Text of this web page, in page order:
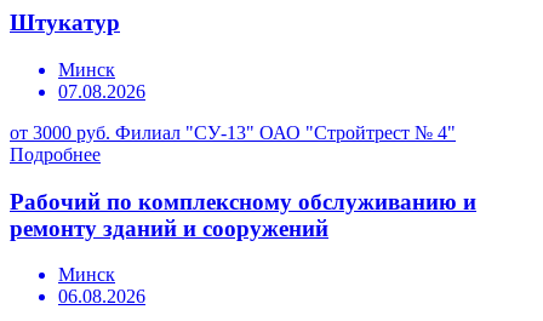
Штукатур
Минск
07.08.2026
от 3000 руб. Филиал "СУ-13" ОАО "Стройтрест № 4"
Подробнее
Рабочий по комплексному обслуживанию и
ремонту зданий и сооружений
Минск
06.08.2026